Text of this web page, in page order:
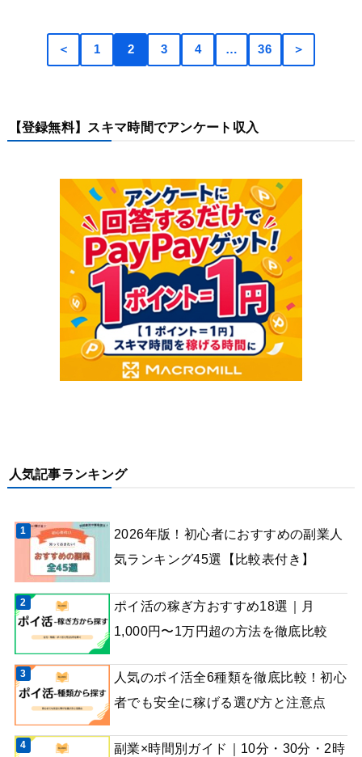
＜ 1 2 3 4 … 36 ＞
【登録無料】スキマ時間でアンケート収入
人気記事ランキング
2026年版！初心者におすすめの副業人
気ランキング45選【比較表付き】
ポイ活の稼ぎ方おすすめ18選｜月
1,000円〜1万円超の方法を徹底比較
人気のポイ活全6種類を徹底比較！初心
者でも安全に稼げる選び方と注意点
副業×時間別ガイド｜10分・30分・2時